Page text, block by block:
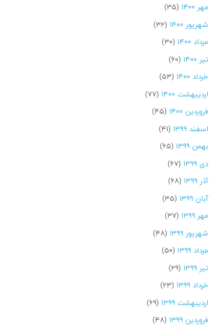
مهر ۱۴۰۰
(۳۵)
شهریور ۱۴۰۰
(۳۲)
مرداد ۱۴۰۰
(۳۰)
تیر ۱۴۰۰
(۶۰)
خرداد ۱۴۰۰
(۵۳)
اردیبهشت ۱۴۰۰
(۷۷)
فروردین ۱۴۰۰
(۴۵)
اسفند ۱۳۹۹
(۴۱)
بهمن ۱۳۹۹
(۶۵)
دی ۱۳۹۹
(۶۷)
آذر ۱۳۹۹
(۶۸)
آبان ۱۳۹۹
(۳۵)
مهر ۱۳۹۹
(۳۷)
شهریور ۱۳۹۹
(۴۸)
مرداد ۱۳۹۹
(۵۰)
تیر ۱۳۹۹
(۲۹)
خرداد ۱۳۹۹
(۲۳)
اردیبهشت ۱۳۹۹
(۶۹)
فروردین ۱۳۹۹
(۴۸)